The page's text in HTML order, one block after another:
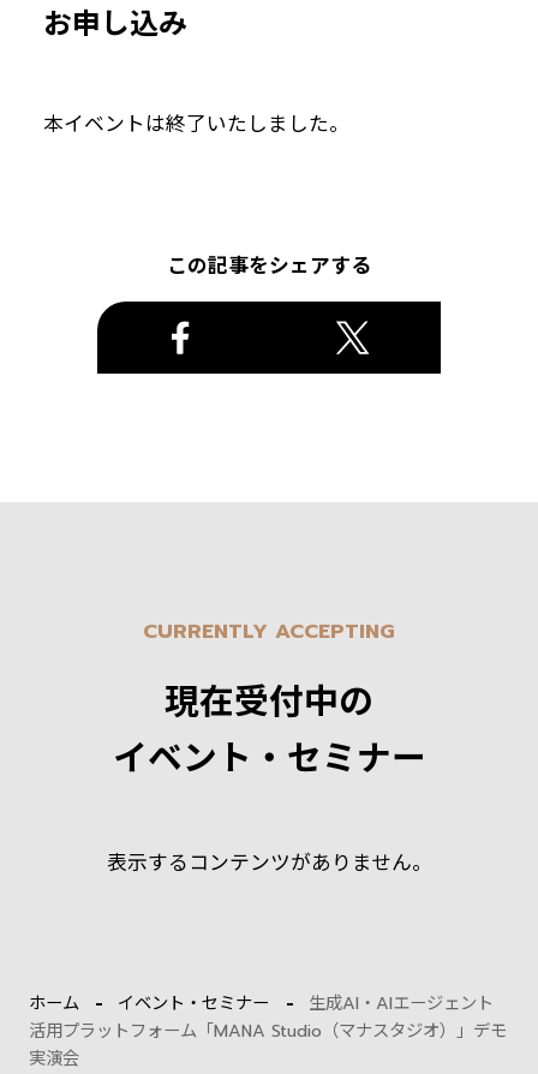
お申し込み
本イベントは終了いたしました。
この記事をシェアする
CURRENTLY ACCEPTING
現在受付中の
イベント・セミナー
表示するコンテンツがありません。
ホーム イベント・セミナー
生成AI・AIエージェント
活用プラットフォーム「MANA Studio（マナスタジオ）」デモ
実演会